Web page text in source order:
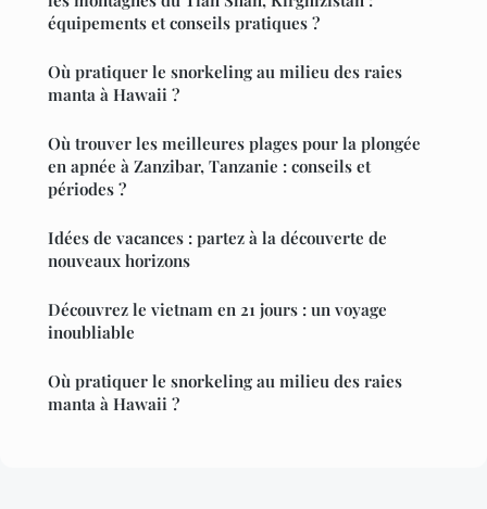
équipements et conseils pratiques ?
Où pratiquer le snorkeling au milieu des raies
manta à Hawaii ?
Où trouver les meilleures plages pour la plongée
en apnée à Zanzibar, Tanzanie : conseils et
périodes ?
Idées de vacances : partez à la découverte de
nouveaux horizons
Découvrez le vietnam en 21 jours : un voyage
inoubliable
Où pratiquer le snorkeling au milieu des raies
manta à Hawaii ?